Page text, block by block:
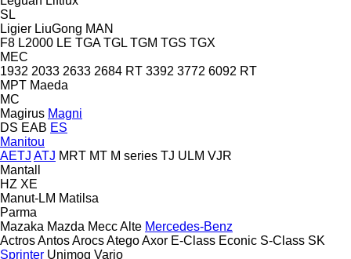
SL
Ligier LiuGong MAN
F8 L2000 LE TGA TGL TGM TGS TGX
MEC
1932 2033 2633 2684 RT 3392 3772 6092 RT
MPT Maeda
MC
Magirus Magni
DS EAB ES
Manitou
AETJ ATJ MRT MT M series TJ ULM VJR
Mantall
HZ XE
Manut-LM Matilsa
Parma
Mazaka Mazda Mecc Alte Mercedes-Benz
ActrosAntosArocsAtegoAxor E-Class Econic S-Class SK
Sprinter Unimog Vario